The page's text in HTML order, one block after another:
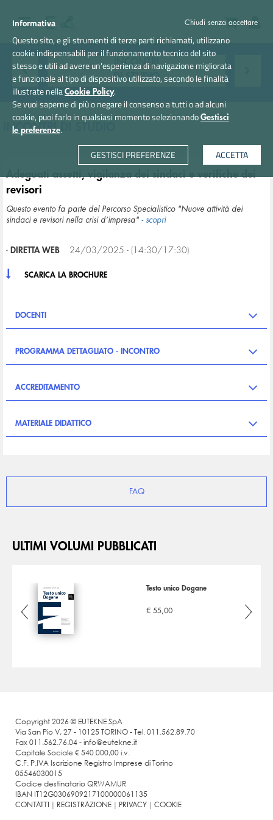
INCONTRI
DI STUDIO
INCONTRI DI STUDIO
Adeguati assetti, vigilanza dei sindaci e verifiche dei
revisori
Questo evento fa parte del Percorso Specialistico "Nuove attività dei
sindaci e revisori nella crisi d’impresa" - scopri
- DIRETTA WEB 24/03/2025 - (14:30/17:30)
SCARICA LA BROCHURE
DOCENTI
PROGRAMMA DETTAGLIATO - INCONTRO
ACCREDITAMENTO
MATERIALE DIDATTICO
FAQ
ULTIMI VOLUMI PUBBLICATI
Testo unico Dogane
€ 55,00
Copyright 2026 © EUTEKNE SpA
Via San Pio V, 27 - 10125 TORINO - Tel. 011.562.89.70
Fax 011.562.76.04 - info@eutekne.it
Capitale Sociale € 540.000,00 i.v.
C.F. P.IVA Iscrizione Registro Imprese di Torino
05546030015
Codice destinatario QRWAMUR
IBAN IT12G0306909217100000061135
CONTATTI REGISTRAZIONE PRIVACY COOKIE
Chiudi senza accettare
Informativa
Questo sito, e gli strumenti di terze parti richiamati, utilizzano
cookie indispensabili per il funzionamento tecnico del sito
stesso e utili ad avere un'esperienza di navigazione migliorata
e funzionale al tipo di dispositivo utilizzato, secondo le finalità
illustrate nella Cookie Policy.
Se vuoi saperne di più o negare il consenso a tutti o ad alcuni
cookie, puoi farlo in qualsiasi momento selezionando Gestisci
le preferenze.
GESTISCI PREFERENZE
ACCETTA